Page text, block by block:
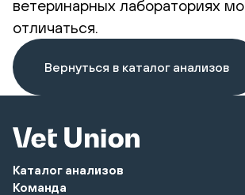
ветеринарных лабораториях
отличаться.
Вернуться в каталог анализов
Каталог анализов
Команда